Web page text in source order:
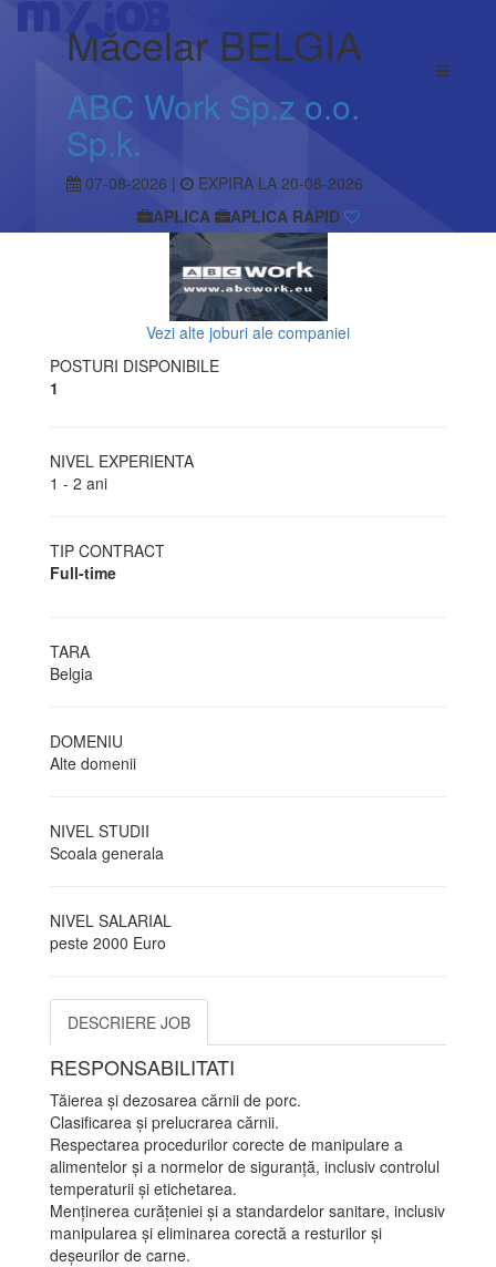
Măcelar BELGIA
ABC Work Sp.z o.o.
Sp.k.
07-08-2026 |
EXPIRA LA 20-08-2026
APLICA
APLICA RAPID
Vezi alte joburi ale companiei
POSTURI DISPONIBILE
1
NIVEL EXPERIENTA
1 - 2 ani
TIP CONTRACT
Full-time
TARA
Belgia
DOMENIU
Alte domenii
NIVEL STUDII
Scoala generala
NIVEL SALARIAL
peste 2000 Euro
DESCRIERE JOB
RESPONSABILITATI
Tăierea și dezosarea cărnii de porc.
Clasificarea și prelucrarea cărnii.
Respectarea procedurilor corecte de manipulare a
alimentelor și a normelor de siguranță, inclusiv controlul
temperaturii și etichetarea.
Menținerea curățeniei și a standardelor sanitare, inclusiv
manipularea și eliminarea corectă a resturilor și
deșeurilor de carne.